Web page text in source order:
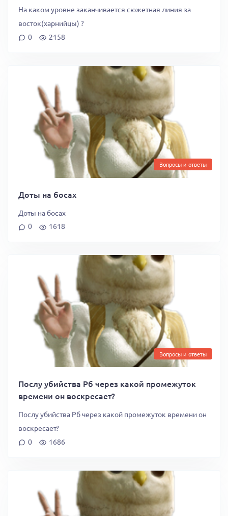
На каком уровне заканчивается сюжетная линия за
восток(харнийцы) ?
0
2158
Вопросы и ответы
Доты на босах
Доты на босах
0
1618
Вопросы и ответы
Послу убийства Рб через какой промежуток
времени он воскресает?
Послу убийства Рб через какой промежуток времени он
воскресает?
0
1686